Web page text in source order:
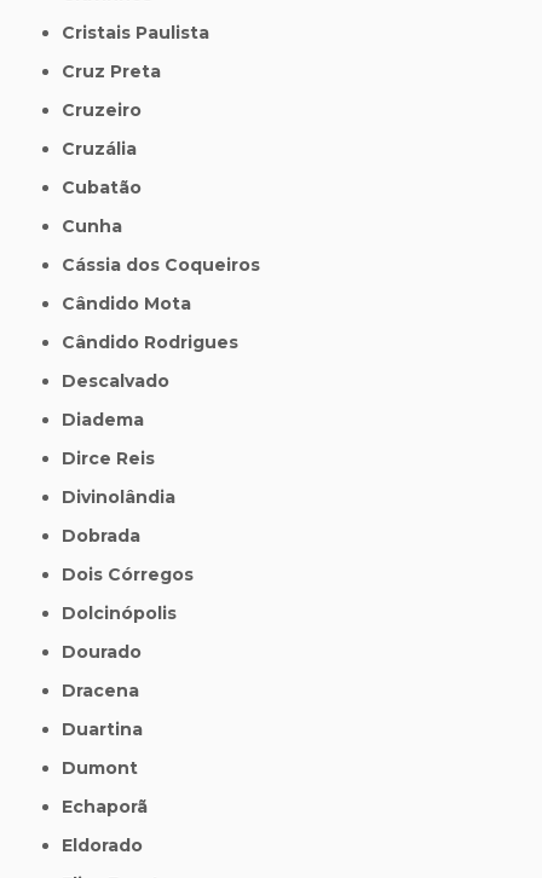
Cristais Paulista
Cruz Preta
Cruzeiro
Cruzália
Cubatão
Cunha
Cássia dos Coqueiros
Cândido Mota
Cândido Rodrigues
Descalvado
Diadema
Dirce Reis
Divinolândia
Dobrada
Dois Córregos
Dolcinópolis
Dourado
Dracena
Duartina
Dumont
Echaporã
Eldorado